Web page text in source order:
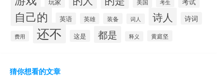
美国 考生
自己的 英语 英雄 装备 词人 诗人 诗词
费用 还不 这是 都是 释义 黄庭坚
猜你想看的文章